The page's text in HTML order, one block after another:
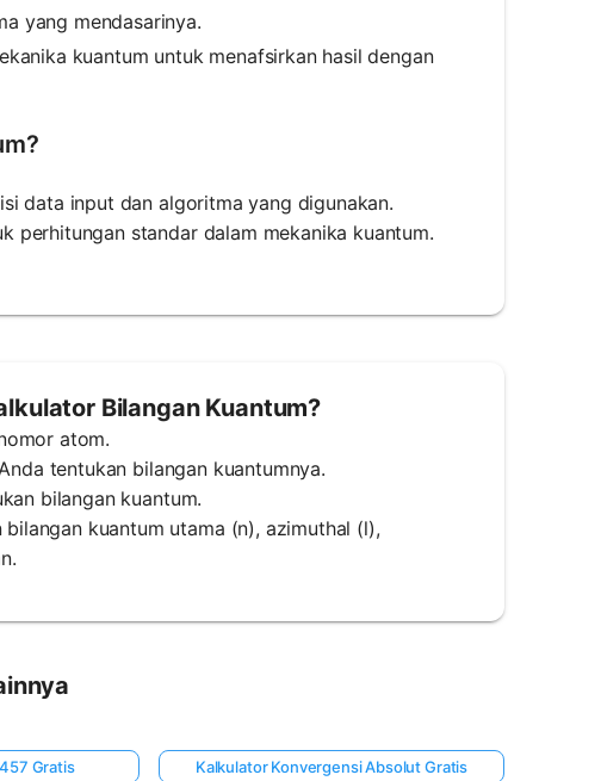
yang mendasarinya.
kuantum untuk menafsirkan hasil dengan
data input dan algoritma yang digunakan.
perhitungan standar dalam mekanika kuantum.
Bilangan Kuantum?
atom.
tentukan bilangan kuantumnya.
bilangan kuantum.
kuantum utama (n), azimuthal (l),
Gratis Kalkulator Konvergensi Absolut Gratis